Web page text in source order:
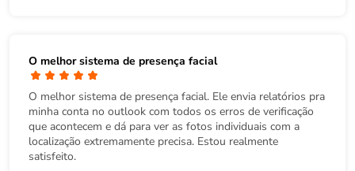
O melhor sistema de presença facial
O melhor sistema de presença facial. Ele envia relatórios pra
minha conta no outlook com todos os erros de verificação
que acontecem e dá para ver as fotos individuais com a
localização extremamente precisa. Estou realmente
satisfeito.